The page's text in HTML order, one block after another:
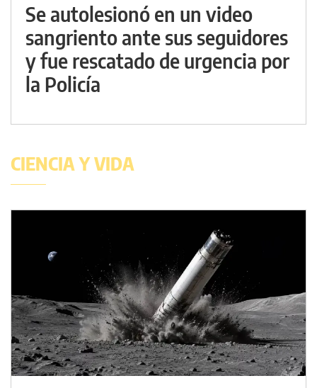
Se autolesionó en un video
sangriento ante sus seguidores
y fue rescatado de urgencia por
la Policía
CIENCIA Y VIDA